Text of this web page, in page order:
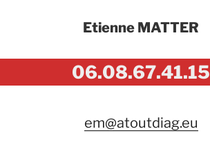
Etienne MATTER
06.08.67.41.15
em@atoutdiag.eu